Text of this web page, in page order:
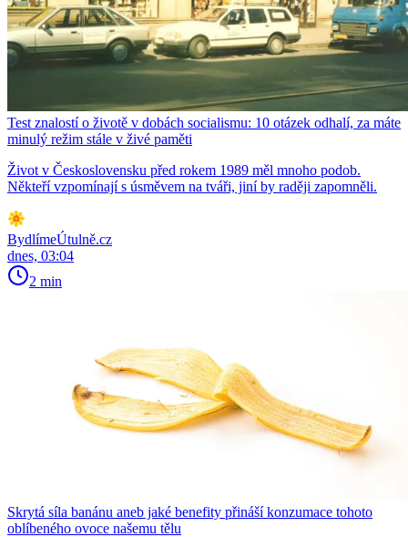
Test znalostí o životě v dobách socialismu: 10 otázek odhalí, za máte
minulý režim stále v živé paměti
Život v Československu před rokem 1989 měl mnoho podob.
Někteří vzpomínají s úsměvem na tváři, jiní by raději zapomněli.
BydlímeÚtulně.cz
dnes, 03:04
2 min
Skrytá síla banánu aneb jaké benefity přináší konzumace tohoto
oblíbeného ovoce našemu tělu